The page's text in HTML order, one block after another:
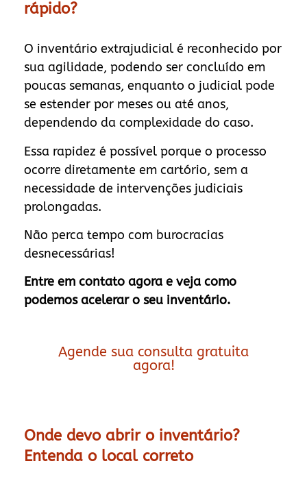
rápido?
O inventário extrajudicial é reconhecido por
sua agilidade, podendo ser concluído em
poucas semanas, enquanto o judicial pode
se estender por meses ou até anos,
dependendo da complexidade do caso.
Essa rapidez é possível porque o processo
ocorre diretamente em cartório, sem a
necessidade de intervenções judiciais
prolongadas.
Não perca tempo com burocracias
desnecessárias!
Entre em contato agora e veja como
podemos acelerar o seu inventário.
Agende sua consulta gratuita
agora!
Onde devo abrir o inventário?
Entenda o local correto